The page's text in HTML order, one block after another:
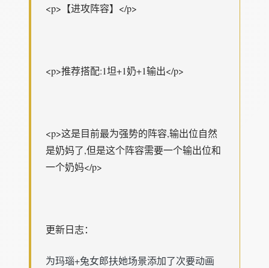
<p>【进攻阵容】</p>
<p>推荐搭配:1坦+1奶+1输出</p>
<p>这是目前最为强势的阵容,输出位自然
是奶妈了,但是这个阵容需要一个输出位和
一个奶妈</p>
更新日志：
为玛瑙+兔女郎扶她场景添加了次要动画